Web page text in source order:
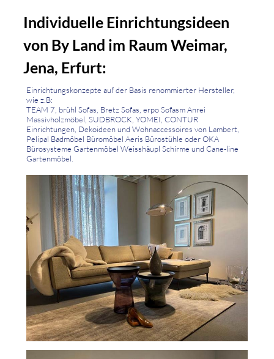
Individuelle Einrichtungsideen
von By Land im Raum Weimar,
Jena, Erfurt:
Einrichtungskonzepte auf der Basis renommierter Hersteller,
wie z.B:
TEAM 7, brühl Sofas, Bretz Sofas, erpo Sofasm Anrei
Massivholzmöbel, SUDBROCK, YOMEI, CONTUR
Einrichtungen, Dekoideen und Wohnaccessoires von Lambert,
Pelipal Badmöbel Büromöbel Aeris Bürostühle oder OKA
Bürosysteme Gartenmöbel Weisshäupl Schirme und Cane-line
Gartenmöbel.